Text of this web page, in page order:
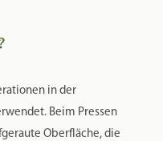
in der
Beim Pressen
Oberfläche, die